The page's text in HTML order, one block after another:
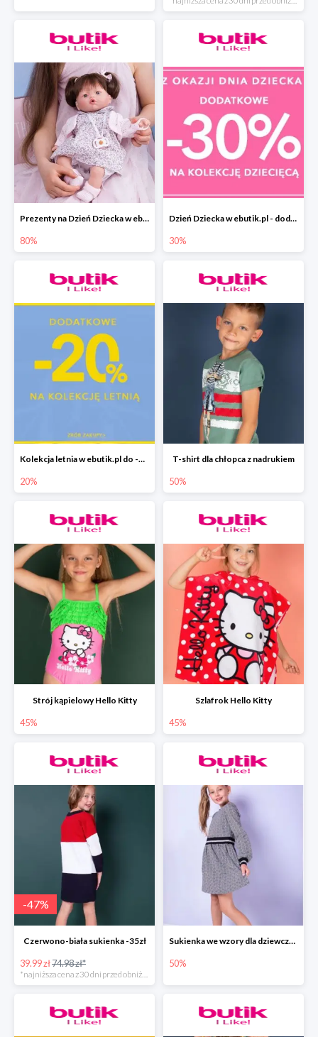
Prezenty na Dzień Dziecka w ebutik.pl do -80%
80%
Dzień Dziecka w ebutik.pl - dodatkowy rabat -30%
30%
Kolekcja letnia w ebutik.pl do -20%
20%
T-shirt dla chłopca z nadrukiem
50%
Strój kąpielowy Hello Kitty
45%
Szlafrok Hello Kitty
45%
-47%
Czerwono-biała sukienka -35zł
39.99 zł74.98 zł*
*najniższa cena z 30 dni przed obniżką
Sukienka we wzory dla dziewczynki
50%